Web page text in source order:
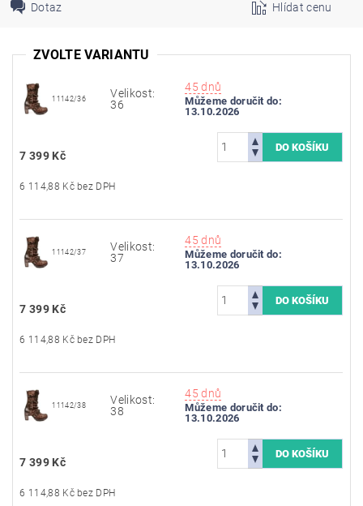
Dotaz Hlídat cenu
ZVOLTE VARIANTU
11142/36
Velikost:
36
45 dnů
Můžeme doručit do:
13.10.2026
7 399 Kč
6 114,88 Kč bez DPH
11142/37
Velikost:
37
45 dnů
Můžeme doručit do:
13.10.2026
7 399 Kč
6 114,88 Kč bez DPH
11142/38
Velikost:
38
45 dnů
Můžeme doručit do:
13.10.2026
7 399 Kč
6 114,88 Kč bez DPH